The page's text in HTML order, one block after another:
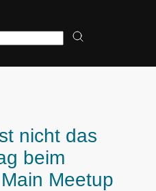
nicht das
beim
Meetup